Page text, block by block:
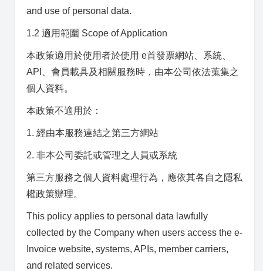
and use of personal data.
1.2 適用範圍 Scope of Application
本政策適用於使用者於使用 e首發票網站、系統、
API、會員載具及相關服務時，由本公司依法蒐集之
個人資料。
本政策不適用於：
1. 經由本服務連結之第三方網站
2. 非本公司委託或管理之人員或系統
第三方服務之個人資料處理行為，應依其各自之隱私
權政策辦理。
This policy applies to personal data lawfully
collected by the Company when users access the e-
Invoice website, systems, APIs, member carriers,
and related services.